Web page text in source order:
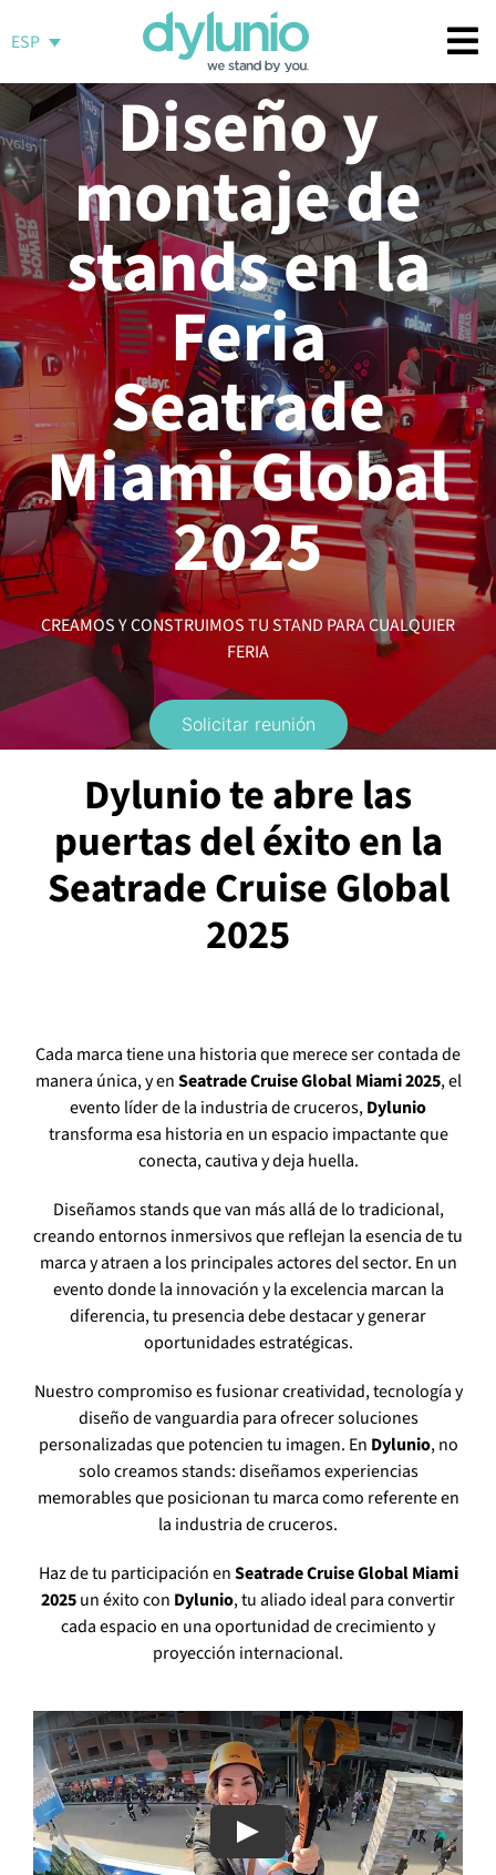
ESP
Diseño y
montaje de
stands en la
Feria
Seatrade
Miami Global
2025
CREAMOS Y CONSTRUIMOS TU STAND PARA CUALQUIER
FERIA
Solicitar reunión
Dylunio te abre las
puertas del éxito en la
Seatrade Cruise Global
2025
Cada marca tiene una historia que merece ser contada de
manera única, y enSeatrade Cruise Global Miami 2025, el
evento líder de la industria de cruceros,Dylunio
transforma esa historia en un espacio impactante que
conecta, cautiva y deja huella.
Diseñamos stands que van más allá de lo tradicional,
creando entornos inmersivos que reflejan la esencia de tu
marca y atraen a los principales actores del sector. En un
evento donde la innovación y la excelencia marcan la
diferencia, tu presencia debe destacar y generar
oportunidades estratégicas.
Nuestro compromiso es fusionar creatividad, tecnología y
diseño de vanguardia para ofrecer soluciones
personalizadas que potencien tu imagen. En Dylunio, no
solo creamos stands: diseñamos experiencias
memorables que posicionan tu marca como referente en
la industria de cruceros.
Haz de tu participación enSeatrade Cruise Global Miami
2025un éxito con Dylunio, tu aliado ideal para convertir
cada espacio en una oportunidad de crecimiento y
proyección internacional.